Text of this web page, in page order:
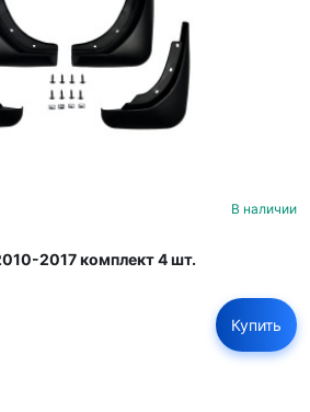
В наличии
2017 комплект 4 шт.
Купить